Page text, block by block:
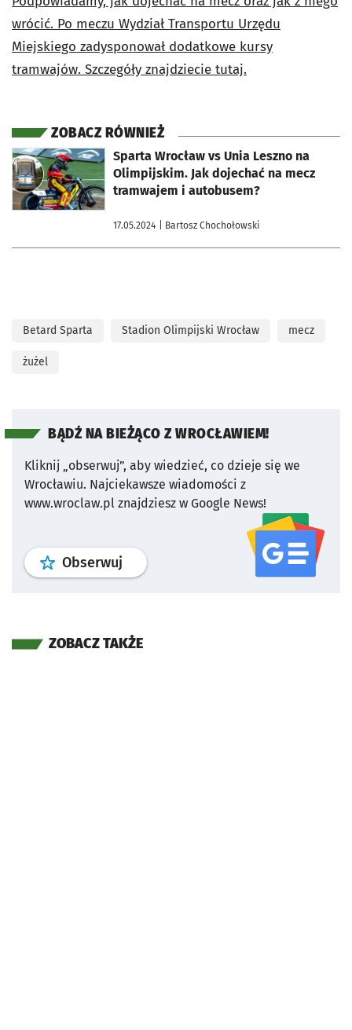
wrócić. Po meczu Wydział Transportu Urzędu
Miejskiego zadysponował dodatkowe kursy
tramwajów. Szczegóły znajdziecie tutaj.
ZOBACZ RÓWNIEŻ
Sparta Wrocław vs Unia Leszno na
Olimpijskim. Jak dojechać na mecz
tramwajem i autobusem?
17.05.2024 | Bartosz Chochołowski
otworzy się w nowej karcie
Betard Sparta Stadion Olimpijski Wrocław mecz
żużel
BĄDŹ NA BIEŻĄCO Z WROCŁAWIEM!
Kliknij „obserwuj”, aby wiedzieć, co dzieje się we
Wrocławiu. Najciekawsze wiadomości z
www.wroclaw.pl znajdziesz w Google News!
Obserwuj profil serwisu
ZOBACZ TAKŻE